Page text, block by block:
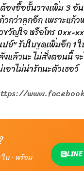
องซื้อชั้นวางเพิ่ม 3
วกว่าลูกอีก เพราะแ
ขวัญใจ หรือโทร 0xx-
ย์" รับใบขูดเพิ่มอีก 1
แล้วนะ ไม่สั่งตอนนี้ จ
าไม่น่ารักนะตัวเธอว์
บ · พร้อม
LINE